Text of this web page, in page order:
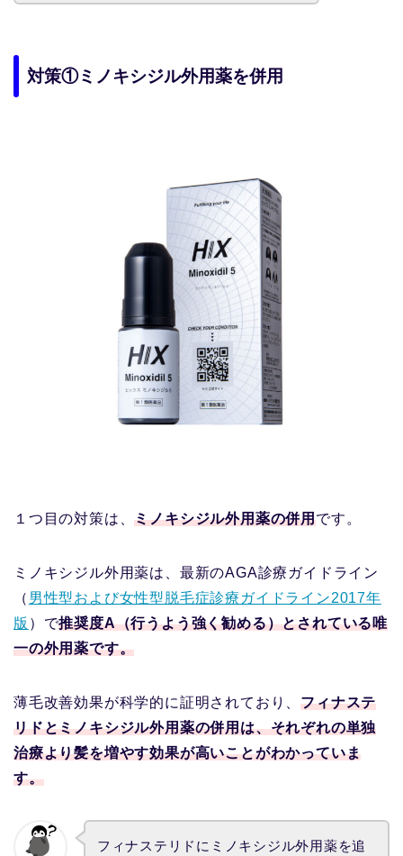
対策①ミノキシジル外用薬を併用
１つ目の対策は、ミノキシジル外用薬の併用です。
ミノキシジル外用薬は、最新のAGA診療ガイドライン
（ 男性型および女性型脱毛症診療ガイドライン2017年
版 ）で推奨度A（行うよう強く勧める）とされている唯
一の外用薬です。
薄毛改善効果が科学的に証明されており、フィナステ
リドとミノキシジル外用薬の併用は、それぞれの単独
治療より髪を増やす効果が高いことがわかっていま
す。
フィナステリドにミノキシジル外用薬を追